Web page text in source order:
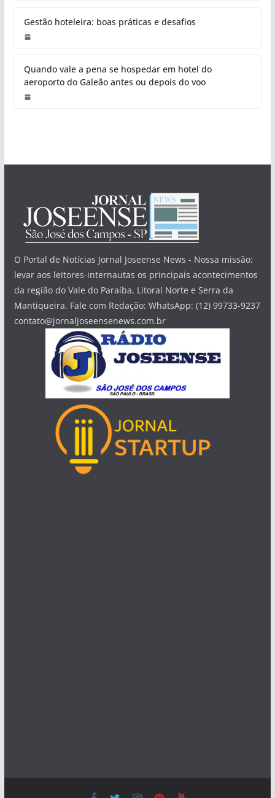
Gestão hoteleira: boas práticas e desafios
Quando vale a pena se hospedar em hotel do
aeroporto do Galeão antes ou depois do voo
O Portal de Notícias Jornal Joseense News - Nossa missão:
levar aos leitores-internautas os principais acontecimentos
da região do Vale do Paraíba, Litoral Norte e Serra da
Mantiqueira. Fale com Redação: WhatsApp: (12) 99733-9237
contato@jornaljoseensenews.com.br